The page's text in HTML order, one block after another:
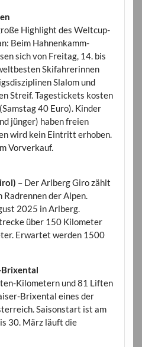
Highlight des Weltcup-
Beim Hahnenkamm-
sich von Freitag, 14. bis
Skifahrerinnen
Slalom und
Streif. Tagestickets kosten
40 Euro). Kinder
jünger) haben freien
wird kein Eintritt erhoben.
Vorverkauf.
– Der Arlberg Giro zählt
der Alpen.
2025 in Arlberg.
über 150 Kilometer
Erwartet werden 1500
Kilometern und 81 Liften
Brixental eines der
Saisonstart ist am
30. März läuft die